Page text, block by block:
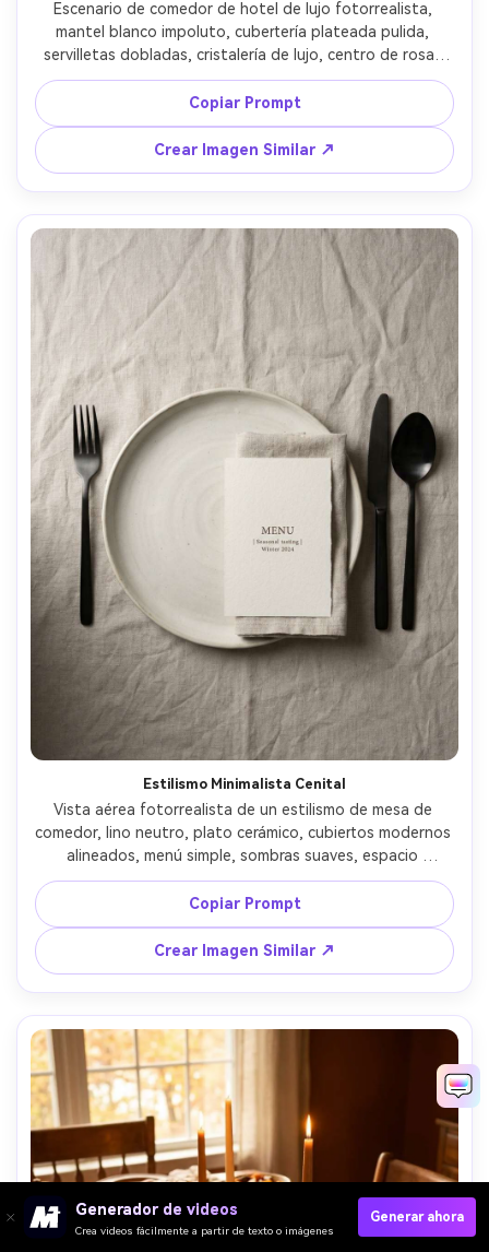
Escenario de comedor de hotel de lujo fotorrealista,
mantel blanco impoluto, cubertería plateada pulida,
servilletas dobladas, cristalería de lujo, centro de rosas
blancas, iluminación ambiental cálida, Canon R5 85mm
f/1.4, poca profundidad de campo, estilo editorial de alta
gama --ar 4:5
Copiar Prompt
Crear Imagen Similar ↗
Estilismo Minimalista Cenital
Vista aérea fotorrealista de un estilismo de mesa de
comedor, lino neutro, plato cerámico, cubiertos modernos
alineados, menú simple, sombras suaves, espacio
negativo limpio, Sony A7R IV 35mm, alta resolución,
detalles nítidos, estética minimalista, luz cinematográfica
suave --ar 4:5
Copiar Prompt
Crear Imagen Similar ↗
Generador de videos
Crea videos fácilmente a partir de texto o imágenes
Generar ahora